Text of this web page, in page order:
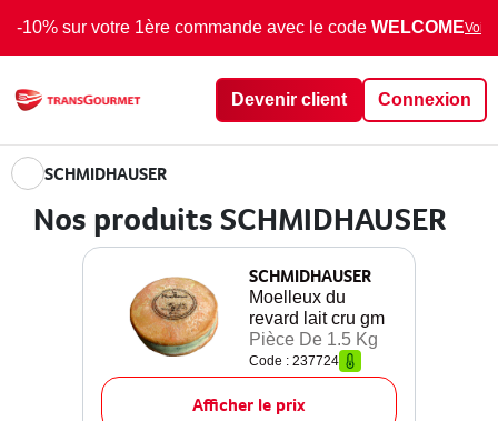
-10% sur votre 1ère commande avec le code WELCOMEVoir
Devenir client Connexion
SCHMIDHAUSER
Nos produits SCHMIDHAUSER
SCHMIDHAUSER
Moelleux du
revard lait cru gm
Pièce De 1.5 Kg
Code : 237724
Afficher le prix